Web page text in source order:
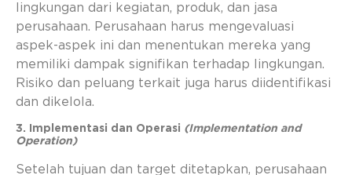
lingkungan dari kegiatan, produk, dan jasa
perusahaan. Perusahaan harus mengevaluasi
aspek-aspek ini dan menentukan mereka yang
memiliki dampak signifikan terhadap lingkungan.
Risiko dan peluang terkait juga harus diidentifikasi
dan dikelola.
3. Implementasi dan Operasi (Implementation and
Operation)
Setelah tujuan dan target ditetapkan, perusahaan